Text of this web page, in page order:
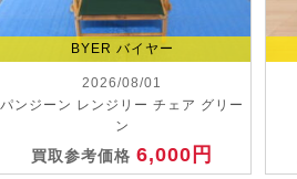
BYER バイヤー
2026/08/01
パンジーン レンジリー チェア グリー
ン
買取参考価格6,000円